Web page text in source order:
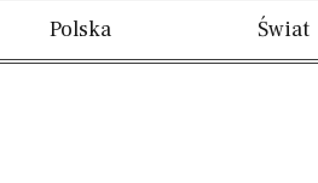
Polska Świat